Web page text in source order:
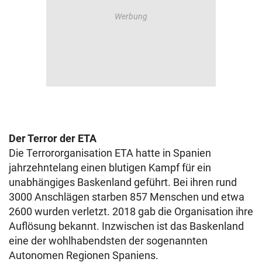
Der Terror der ETA
Die Terrororganisation ETA hatte in Spanien
jahrzehntelang einen blutigen Kampf für ein
unabhängiges Baskenland geführt. Bei ihren rund
3000 Anschlägen starben 857 Menschen und etwa
2600 wurden verletzt. 2018 gab die Organisation ihre
Auflösung bekannt. Inzwischen ist das Baskenland
eine der wohlhabendsten der sogenannten
Autonomen Regionen Spaniens.